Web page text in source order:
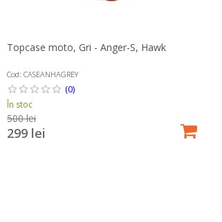
Topcase moto, Gri - Anger-S, Hawk
Cod: CASEANHAGREY
(0)
În stoc
500 lei
299 lei